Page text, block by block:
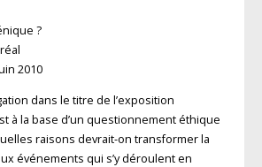
?
2010
dans le titre de l’exposition
à la base d’un questionnement éthique
raisons devrait-on transformer la
événements qui s’y déroulent en